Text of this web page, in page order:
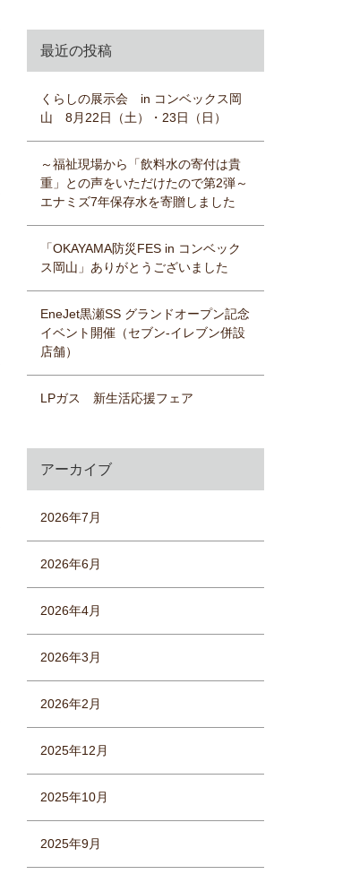
最近の投稿
くらしの展示会 in コンベックス岡
山 8月22日（土）・23日（日）
～福祉現場から「飲料水の寄付は貴
重」との声をいただけたので第2弾～
エナミズ7年保存水を寄贈しました
「OKAYAMA防災FES in コンベック
ス岡山」ありがとうございました
EneJet黒瀬SS グランドオープン記念
イベント開催（セブン-イレブン併設
店舗）
LPガス 新生活応援フェア
アーカイブ
2026年7月
2026年6月
2026年4月
2026年3月
2026年2月
2025年12月
2025年10月
2025年9月